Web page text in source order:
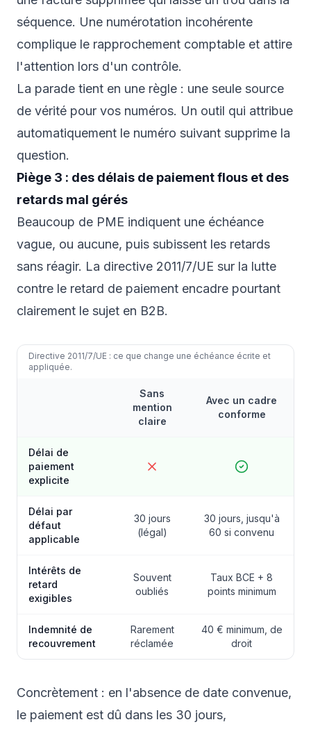
séquence. Une numérotation incohérente
complique le rapprochement comptable et attire
l'attention lors d'un contrôle.
La parade tient en une règle : une seule source
de vérité pour vos numéros. Un outil qui attribue
automatiquement le numéro suivant supprime la
question.
Piège 3 : des délais de paiement flous et des
retards mal gérés
Beaucoup de PME indiquent une échéance
vague, ou aucune, puis subissent les retards
sans réagir. La directive 2011/7/UE sur la lutte
contre le retard de paiement encadre pourtant
clairement le sujet en B2B.
Directive 2011/7/UE : ce que change une échéance écrite et
appliquée.
Sans
mention
claire
Avec un cadre
conforme
Délai de
paiement
explicite
Délai par
défaut
applicable
30 jours
(légal)
30 jours, jusqu'à
60 si convenu
Intérêts de
retard
exigibles
Souvent
oubliés
Taux BCE + 8
points minimum
Indemnité de
recouvrement
Rarement
réclamée
40 € minimum, de
droit
Concrètement : en l'absence de date convenue,
le paiement est dû dans les 30 jours,